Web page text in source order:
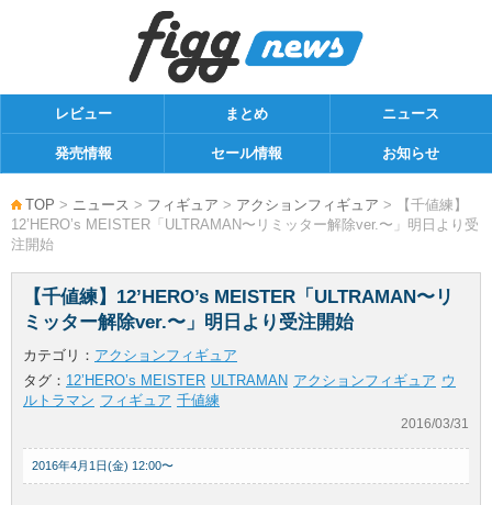
レビュー まとめ ニュース
発売情報 セール情報 お知らせ
TOP > ニュース > フィギュア > アクションフィギュア > 【千値練】
12’HERO’s MEISTER「ULTRAMAN〜リミッター解除ver.〜」明日より受
注開始
【千値練】12’HERO’s MEISTER「ULTRAMAN〜リ
ミッター解除ver.〜」明日より受注開始
カテゴリ： アクションフィギュア
タグ： 12’HERO’s MEISTER ULTRAMAN アクションフィギュア ウ
ルトラマン フィギュア 千値練
2016/03/31
2016年4月1日(金) 12:00〜